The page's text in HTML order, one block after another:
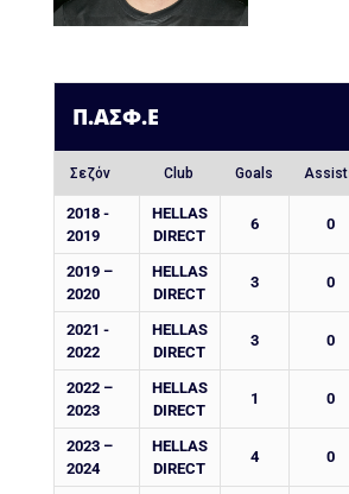
Π.ΑΣΦ.Ε
Σεζόν Club Goals
2018 -
2019
HELLAS
DIRECT
6 0
2019 –
2020
HELLAS
DIRECT
3 0
2021 -
2022
HELLAS
DIRECT
3 0
2022 –
2023
HELLAS
DIRECT
1 0
2023 –
2024
HELLAS
DIRECT
4 0